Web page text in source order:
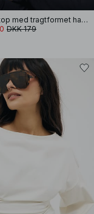
Soft Line top med tragtformet hals og lange ærmer
DKK 179